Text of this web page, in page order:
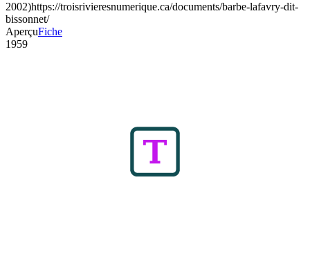
2002)https://troisrivieresnumerique.ca/documents/barbe-lafavry-dit-
bissonnet/
AperçuFiche
1959